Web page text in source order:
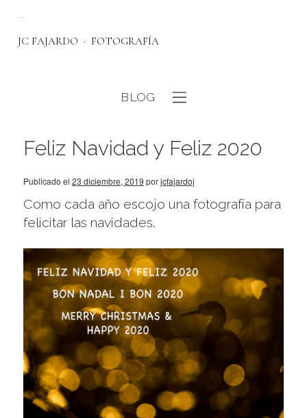
JC FAJARDO FOTOGRAFÍA
BLOG
Feliz Navidad y Feliz 2020
Publicado el 23 diciembre, 2019 porjcfajardoj
Como cada año escojo una fotografía para
felicitar las navidades.